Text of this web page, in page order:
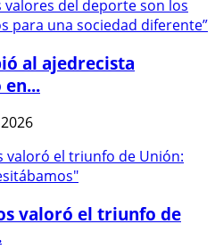
al ajedrecista
en...
valoró el triunfo de